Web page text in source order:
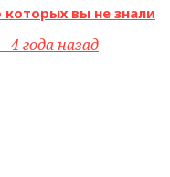
вы не знали
4 года назад